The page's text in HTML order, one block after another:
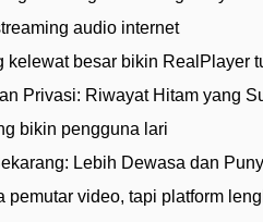
audio internet
kelewat besar bikin RealPlayer
Privasi: Riwayat Hitam yang
bikin pengguna lari
Lebih Dewasa dan
pemutar video, tapi platform